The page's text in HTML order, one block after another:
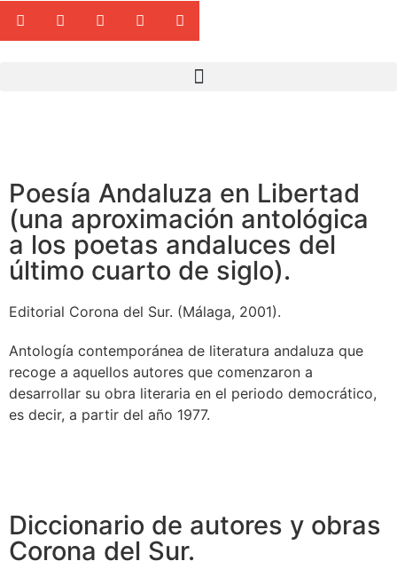
Poesía Andaluza en Libertad
(una aproximación antológica
a los poetas andaluces del
último cuarto de siglo).
Editorial Corona del Sur. (Málaga, 2001).
Antología contemporánea de literatura andaluza que
recoge a aquellos autores que comenzaron a
desarrollar su obra literaria en el periodo democrático,
es decir, a partir del año 1977.
Diccionario de autores y obras
Corona del Sur.